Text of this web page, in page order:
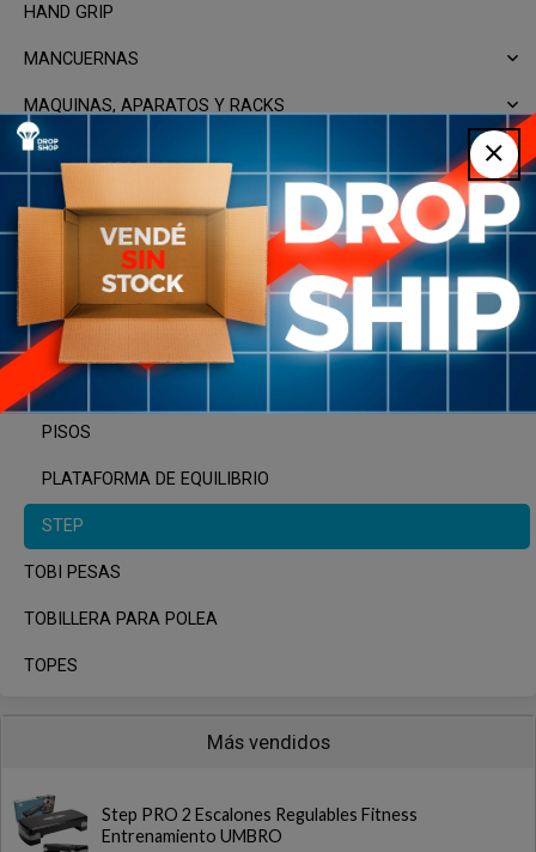
HAND GRIP
MANCUERNAS
MAQUINAS, APARATOS Y RACKS
PESAS RUSAS
PUSH UP
RUEDAS ABDOMINALES
SOGA CROSSFIT
SUPERFICIES Y PLATAFORMAS
COLCHONETAS
PISOS
PLATAFORMA DE EQUILIBRIO
STEP
TOBI PESAS
TOBILLERA PARA POLEA
TOPES
Más vendidos
Step PRO 2 Escalones Regulables Fitness
Entrenamiento UMBRO